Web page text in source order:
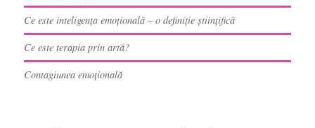
Ce este inteligența emoțională – o definiție științifică
Ce este terapia prin artă?
Contagiunea emoțională